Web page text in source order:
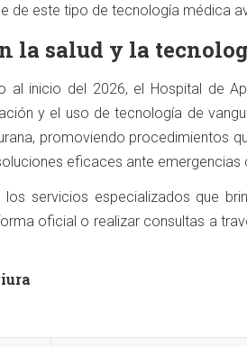
de este tipo de tecnología médica
la salud y la
al inicio del 2026, el Hospital de
y el uso de tecnología de
promoviendo procedimientos
eficaces ante emergencias
servicios especializados que
oficial o realizar consultas a